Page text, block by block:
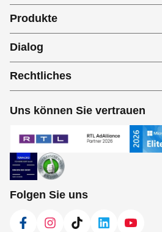
Produkte
Dialog
Rechtliches
Uns können Sie vertrauen
Folgen Sie uns